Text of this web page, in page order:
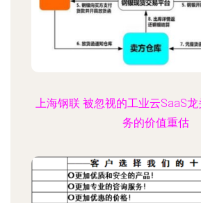
上海钢联 被忽视的工业云SaaS
务的价值重估